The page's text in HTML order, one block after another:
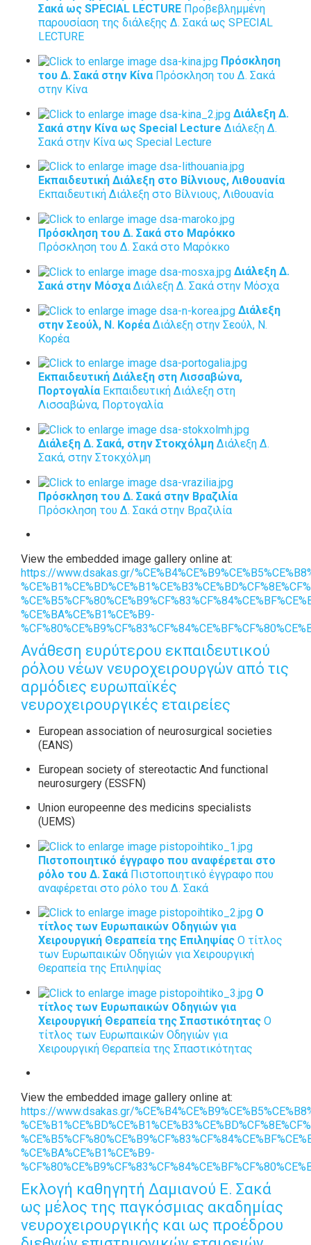
Σακά ως SPECIAL LECTURE Προβεβλημμένη
παρουσίαση της διάλεξης Δ. Σακά ως SPECIAL
LECTURE
Πρόσκληση
του Δ. Σακά στην Κίνα Πρόσκληση του Δ. Σακά
στην Κίνα
Διάλεξη Δ.
Σακά στην Κίνα ως Special Lecture Διάλεξη Δ.
Σακά στην Κίνα ως Special Lecture
Εκπαιδευτική Διάλεξη στο Βίλνιους, Λιθουανία
Εκπαιδευτική Διάλεξη στο Βίλνιους, Λιθουανία
Πρόσκληση του Δ. Σακά στο Μαρόκκο
Πρόσκληση του Δ. Σακά στο Μαρόκκο
Διάλεξη Δ.
Σακά στην Μόσχα Διάλεξη Δ. Σακά στην Μόσχα
Διάλεξη
στην Σεούλ, Ν. Κορέα Διάλεξη στην Σεούλ, Ν.
Κορέα
Εκπαιδευτική Διάλεξη στη Λισσαβώνα,
Πορτογαλία Εκπαιδευτική Διάλεξη στη
Λισσαβώνα, Πορτογαλία
Διάλεξη Δ. Σακά, στην Στοκχόλμη Διάλεξη Δ.
Σακά, στην Στοκχόλμη
Πρόσκληση του Δ. Σακά στην Βραζιλία
Πρόσκληση του Δ. Σακά στην Βραζιλία
View the embedded image gallery online at:
https://www.dsakas.gr/
%CE%BA%CE%B1%CE%B9-
Ανάθεση ευρύτερου εκπαιδευτικού
ρόλου νέων νευροχειρουργών από τις
αρμόδιες ευρωπαϊκές
νευροχειρουργικές εταιρείες
European association of neurosurgical societies
(EANS)
European society of stereotactic And functional
neurosurgery (ESSFN)
Union europeenne des medicins specialists
(UEMS)
Πιστοποιητικό έγγραφο που αναφέρεται στο
ρόλο του Δ. Σακά Πιστοποιητικό έγγραφο που
αναφέρεται στο ρόλο του Δ. Σακά
Ο
τίτλος των Ευρωπαικών Οδηγιών για
Χειρουργική Θεραπεία της Επιληψίας Ο τίτλος
των Ευρωπαικών Οδηγιών για Χειρουργική
Θεραπεία της Επιληψίας
Ο
τίτλος των Ευρωπαικών Οδηγιών για
Χειρουργική Θεραπεία της Σπαστικότητας Ο
τίτλος των Ευρωπαικών Οδηγιών για
Χειρουργική Θεραπεία της Σπαστικότητας
View the embedded image gallery online at:
https://www.dsakas.gr/
%CE%BA%CE%B1%CE%B9-
Εκλογή καθηγητή Δαμιανού Ε. Σακά
ως μέλος της παγκόσμιας ακαδημίας
νευροχειρουργικής και ως προέδρου